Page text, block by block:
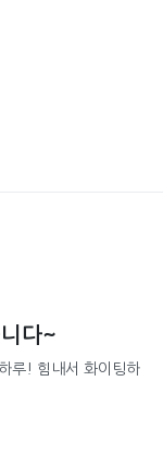
다~
루! 힘내서 화이팅하